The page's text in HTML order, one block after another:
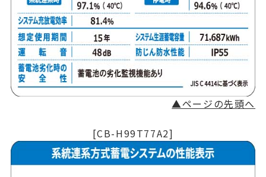
▲ページの先頭へ
[CB-H99T77A2]